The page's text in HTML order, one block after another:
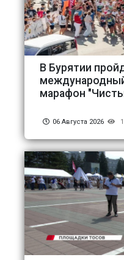
В Бурятии
марафон
06 Августа 2026